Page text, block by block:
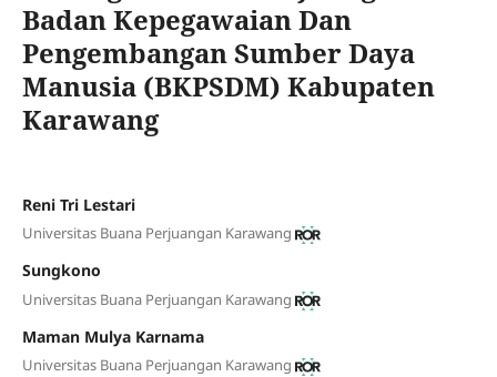
Badan Kepegawaian Dan
Pengembangan Sumber Daya
Manusia (BKPSDM) Kabupaten
Karawang
Reni Tri Lestari
Universitas Buana Perjuangan Karawang
Sungkono
Universitas Buana Perjuangan Karawang
Maman Mulya Karnama
Universitas Buana Perjuangan Karawang